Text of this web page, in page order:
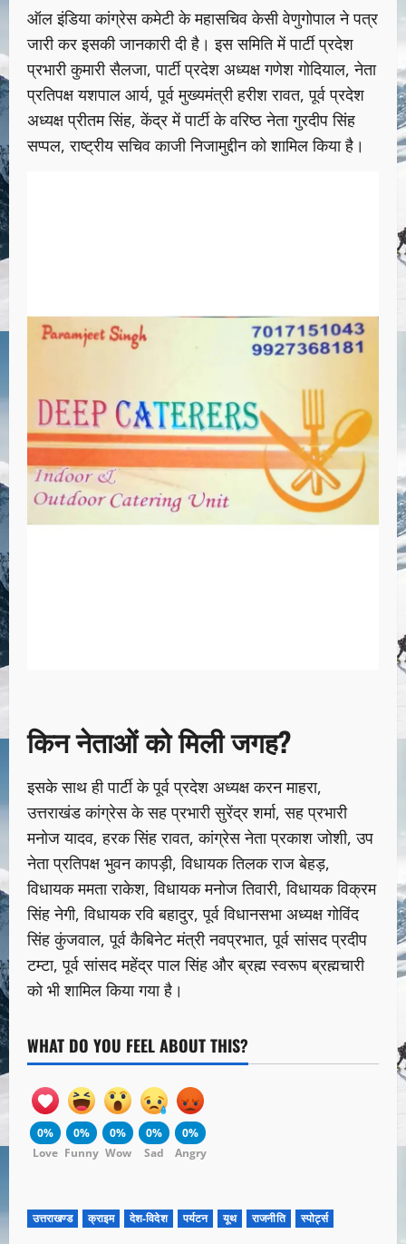
ऑल इंडिया कांग्रेस कमेटी के महासचिव केसी वेणुगोपाल ने पत्र
जारी कर इसकी जानकारी दी है। इस समिति में पार्टी प्रदेश
प्रभारी कुमारी सैलजा, पार्टी प्रदेश अध्यक्ष गणेश गोदियाल, नेता
प्रतिपक्ष यशपाल आर्य, पूर्व मुख्यमंत्री हरीश रावत, पूर्व प्रदेश
अध्यक्ष प्रीतम सिंह, केंद्र में पार्टी के वरिष्ठ नेता गुरदीप सिंह
सप्पल, राष्ट्रीय सचिव काजी निजामुद्दीन को शामिल किया है।
किन नेताओं को मिली जगह?
इसके साथ ही पार्टी के पूर्व प्रदेश अध्यक्ष करन माहरा,
उत्तराखंड कांग्रेस के सह प्रभारी सुरेंद्र शर्मा, सह प्रभारी
मनोज यादव, हरक सिंह रावत, कांग्रेस नेता प्रकाश जोशी, उप
नेता प्रतिपक्ष भुवन कापड़ी, विधायक तिलक राज बेहड़,
विधायक ममता राकेश, विधायक मनोज तिवारी, विधायक विक्रम
सिंह नेगी, विधायक रवि बहादुर, पूर्व विधानसभा अध्यक्ष गोविंद
सिंह कुंजवाल, पूर्व कैबिनेट मंत्री नवप्रभात, पूर्व सांसद प्रदीप
टम्टा, पूर्व सांसद महेंद्र पाल सिंह और ब्रह्म स्वरूप ब्रह्मचारी
को भी शामिल किया गया है।
WHAT DO YOU FEEL ABOUT THIS?
0%
Love
0%
Funny
0%
Wow
0%
Sad
0%
Angry
उत्तराखण्ड क्राइम देश-विदेश पर्यटन यूथ राजनीति स्पोर्ट्स